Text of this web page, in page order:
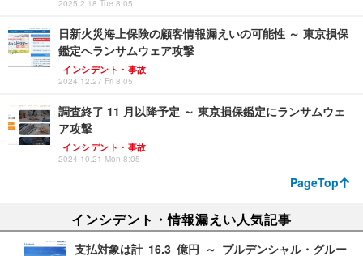
2025.2.18 Tue 8:05
日新火災海上保険の顧客情報漏えいの可能性 ～ 東京損保
鑑定へランサムウェア攻撃
インシデント・事故
2024.12.27 Fri 8:05
調査終了 11 月以降予定 ～ 東京損保鑑定にランサムウェ
ア攻撃
インシデント・事故
2024.10.21 Mon 8:05
PageTop
インシデント・情報漏えい人気記事
支払対象は計 16.3 億円 ～ プルデンシャル・グルー